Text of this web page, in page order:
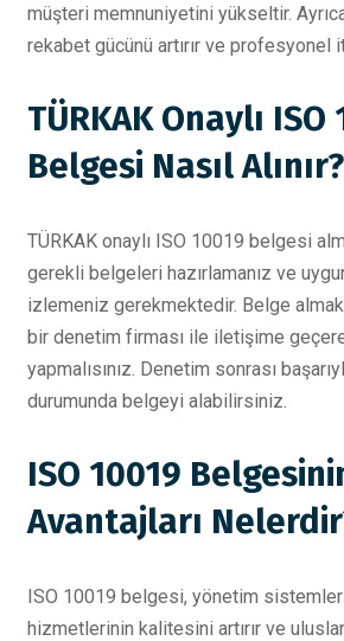
müşteri memnuniyetini yükseltir.
rekabet gücünü artırır ve profesyonel
TÜRKAK Onaylı ISO
Belgesi Nasıl Alınır?
TÜRKAK onaylı ISO 10019 belgesi
gerekli belgeleri hazırlamanız ve
izlemeniz gerekmektedir. Belge
bir denetim firması ile iletişime
yapmalısınız. Denetim sonrası
durumunda belgeyi alabilirsiniz.
ISO 10019
Avantajları
ISO 10019 belgesi, yönetim sistemleri
hizmetlerinin kalitesini artırır ve